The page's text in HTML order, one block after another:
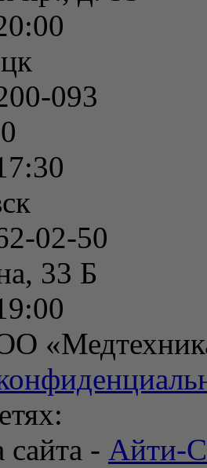
093
02-50
33 Б
сайта - Айти-